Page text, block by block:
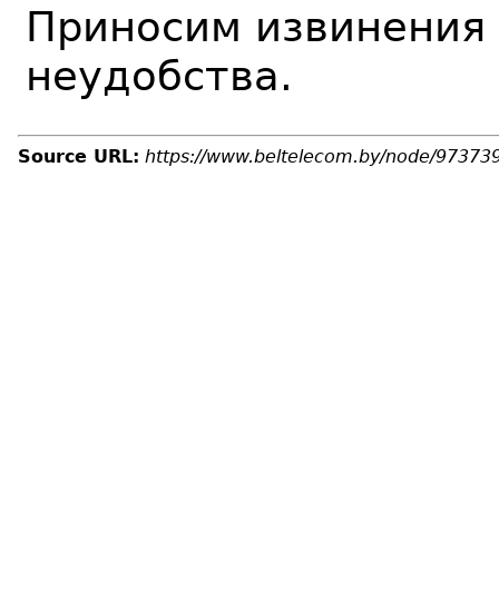
Приносим
неудобства.
Source URL: https://www.beltelecom.by/node/